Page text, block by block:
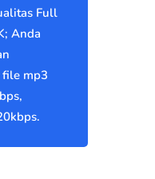
Full
Anda
mp3